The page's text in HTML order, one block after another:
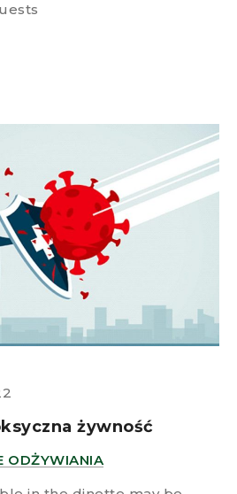
żywność
ODŻYWIANIA